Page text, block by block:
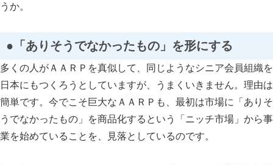
うか。
●「ありそうでなかったもの」を形にする
多くの人がＡＡＲＰを真似して、同じようなシニア会員組織を
日本にもつくろうとしていますが、うまくいきません。理由は
簡単です。今でこそ巨大なＡＡＲＰも、最初は市場に「ありそ
うでなかったもの」を商品化するという「ニッチ市場」から事
業を始めていることを、見落としているのです。